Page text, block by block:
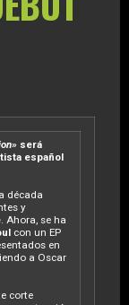
» será
español
década
y
. Ahora, se ha
con un EP
en
a Oscar
corte